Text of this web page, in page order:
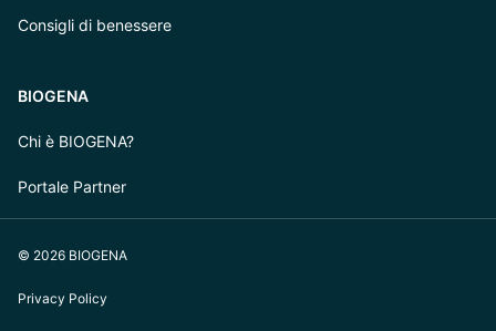
Consigli di benessere
BIOGENA
Chi è BIOGENA?
Portale Partner
© 2026 BIOGENA
Privacy Policy